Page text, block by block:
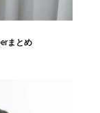
まとめ